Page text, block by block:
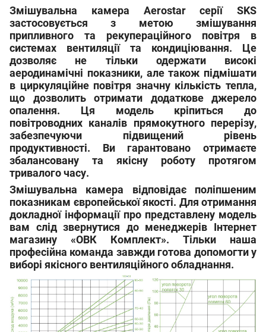
Змішувальна камера Aerostar серії SKS
застосовується з метою змішування
припливного та рекупераційного повітря в
системах вентиляції та кондиціювання. Це
дозволяє не тільки одержати високі
аеродинамічні показники, але також підмішати
в циркуляційне повітря значну кількість тепла,
що дозволить отримати додаткове джерело
опалення. Ця модель кріпиться до
повітроводних каналів прямокутного перерізу,
забезпечуючи підвищений рівень
продуктивності. Ви гарантовано отримаєте
збалансовану та якісну роботу протягом
тривалого часу.
Змішувальна камера відповідає поліпшеним
показникам європейської якості. Для отримання
докладної інформації про представлену модель
вам слід звернутися до менеджерів Інтернет
магазину «ОВК Комплект». Тільки наша
професійна команда завжди готова допомогти у
виборі якісного вентиляційного обладнання.